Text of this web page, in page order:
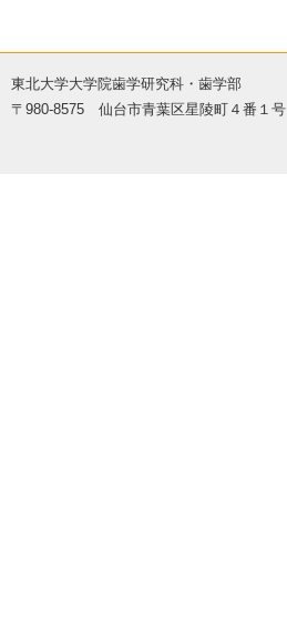
東北大学大学院歯学研究科・歯学部
〒980-8575 仙台市青葉区星陵町４番１号